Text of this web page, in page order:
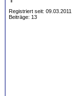
Registriert seit: 09.03.2011
Beiträge: 13